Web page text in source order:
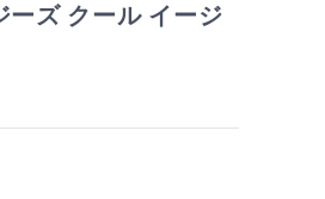
ーズ クール イージ